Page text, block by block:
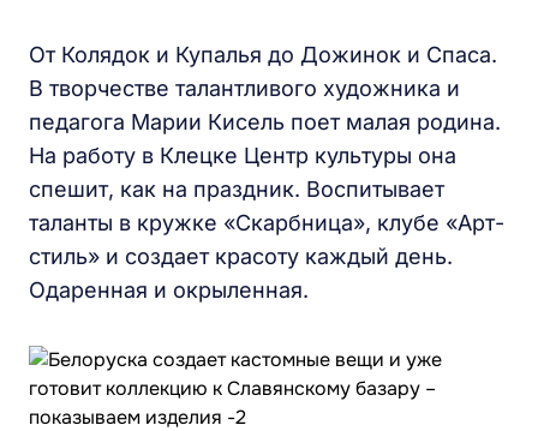
От Колядок и Купалья до Дожинок и Спаса.
В творчестве талантливого художника и
педагога Марии Кисель поет малая родина.
На работу в Клецке Центр культуры она
спешит, как на праздник. Воспитывает
таланты в кружке «Скарбница», клубе «Арт-
стиль» и создает красоту каждый день.
Одаренная и окрыленная.